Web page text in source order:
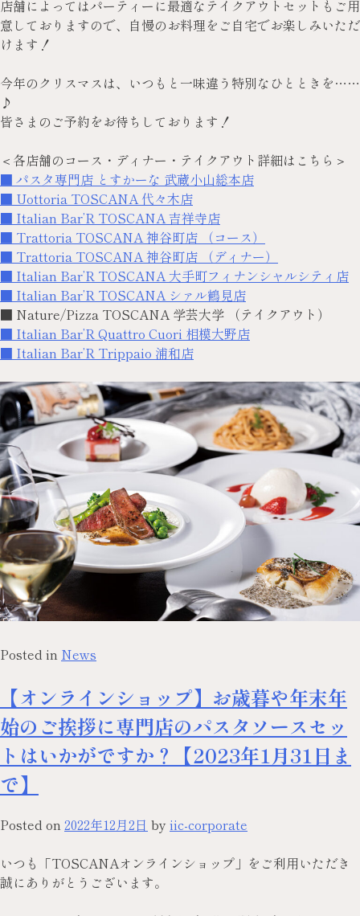
店舗によってはパーティーに最適なテイクアウトセットもご用
意しておりますので、自慢のお料理をご自宅でお楽しみいただ
けます！
今年のクリスマスは、いつもと一味違う特別なひとときを……
♪
皆さまのご予約をお待ちしております！
＜各店舗のコース・ディナー・テイクアウト詳細はこちら＞
■ パスタ専門店 とすかーな 武蔵小山総本店
■ Uottoria TOSCANA 代々木店
■ Italian Bar’R TOSCANA 吉祥寺店
■ Trattoria TOSCANA 神谷町店 （コース）
■ Trattoria TOSCANA 神谷町店 （ディナー）
■ Italian Bar’R TOSCANA 大手町フィナンシャルシティ店
■ Italian Bar’R TOSCANA シァル鶴見店
■ Nature/Pizza TOSCANA 学芸大学 （テイクアウト）
■ Italian Bar’R Quattro Cuori 相模大野店
■ Italian Bar’R Trippaio 浦和店
Posted in News
【オンラインショップ】お歳暮や年末年
始のご挨拶に専門店のパスタソースセッ
トはいかがですか？【2023年1月31日ま
で】
Posted on2022年12月2日 by iic-corporate
いつも「TOSCANAオンラインショップ」をご利用いただき
誠にありがとうございます。